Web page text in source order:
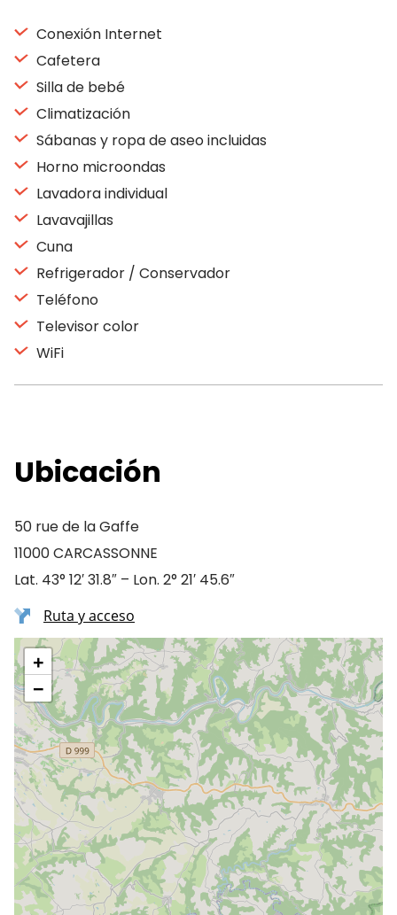
Conexión Internet
Cafetera
Silla de bebé
Climatización
Sábanas y ropa de aseo incluidas
Horno microondas
Lavadora individual
Lavavajillas
Cuna
Refrigerador / Conservador
Teléfono
Televisor color
WiFi
Ubicación
50 rue de la Gaffe
11000 CARCASSONNE
Lat. 43° 12′ 31.8″ – Lon. 2° 21′ 45.6″
Ruta y acceso
+
−